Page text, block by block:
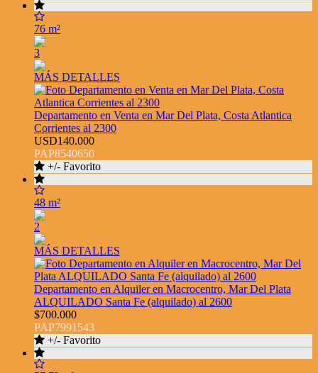
76 m²
3
MÁS DETALLES
Departamento en Venta en Mar Del Plata, Costa Atlantica
Corrientes al 2300
USD140.000
PAP8540650
+/- Favorito
48 m²
2
MÁS DETALLES
Departamento en Alquiler en Macrocentro, Mar Del Plata
ALQUILADO Santa Fe (alquilado) al 2600
$700.000
PAP7991543
+/- Favorito